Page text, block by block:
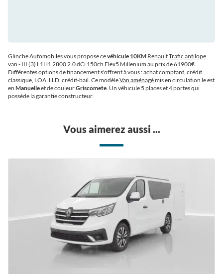
Glinche Automobiles vous propose cevéhicule 10KM Renault Trafic antilope
van - III (3) L1H1 2800 2.0 dCi 150ch Flex5 Millenium au prix de 61900€.
Différentes options de financement s'offrent à vous : achat comptant, crédit
classique, LOA, LLD, crédit-bail. Ce modèleVan aménagémis en circulation le est
en Manuelleet de couleurGriscomete. Un véhicule 5 places et 4 portes qui
possède la garantie constructeur.
Vous aimerez aussi ...